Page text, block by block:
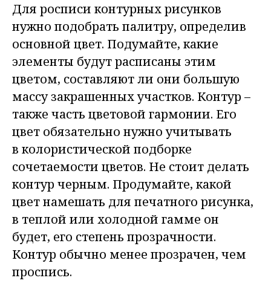
Для росписи контурных рисунков
нужно подобрать палитру, определив
основной цвет. Подумайте, какие
элементы будут расписаны этим
цветом, составляют ли они большую
массу закрашенных участков. Контур –
также часть цветовой гармонии. Его
цвет обязательно нужно учитывать
в колористической подборке
сочетаемости цветов. Не стоит делать
контур черным. Продумайте, какой
цвет намешать для печатного рисунка,
в теплой или холодной гамме он
будет, его степень прозрачности.
Контур обычно менее прозрачен, чем
проспись.